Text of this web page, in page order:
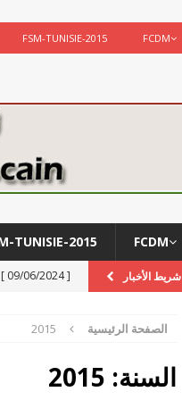
FCDM
FSM-TUNISIE-2015
FCDM
TUNISIE-2015
شريط الأخبار [ 09/06/2024 ]
ACTIVITÉS
[ 05/12/2023 ]
الصفحة الرئيسية 2015
السنة: 2015